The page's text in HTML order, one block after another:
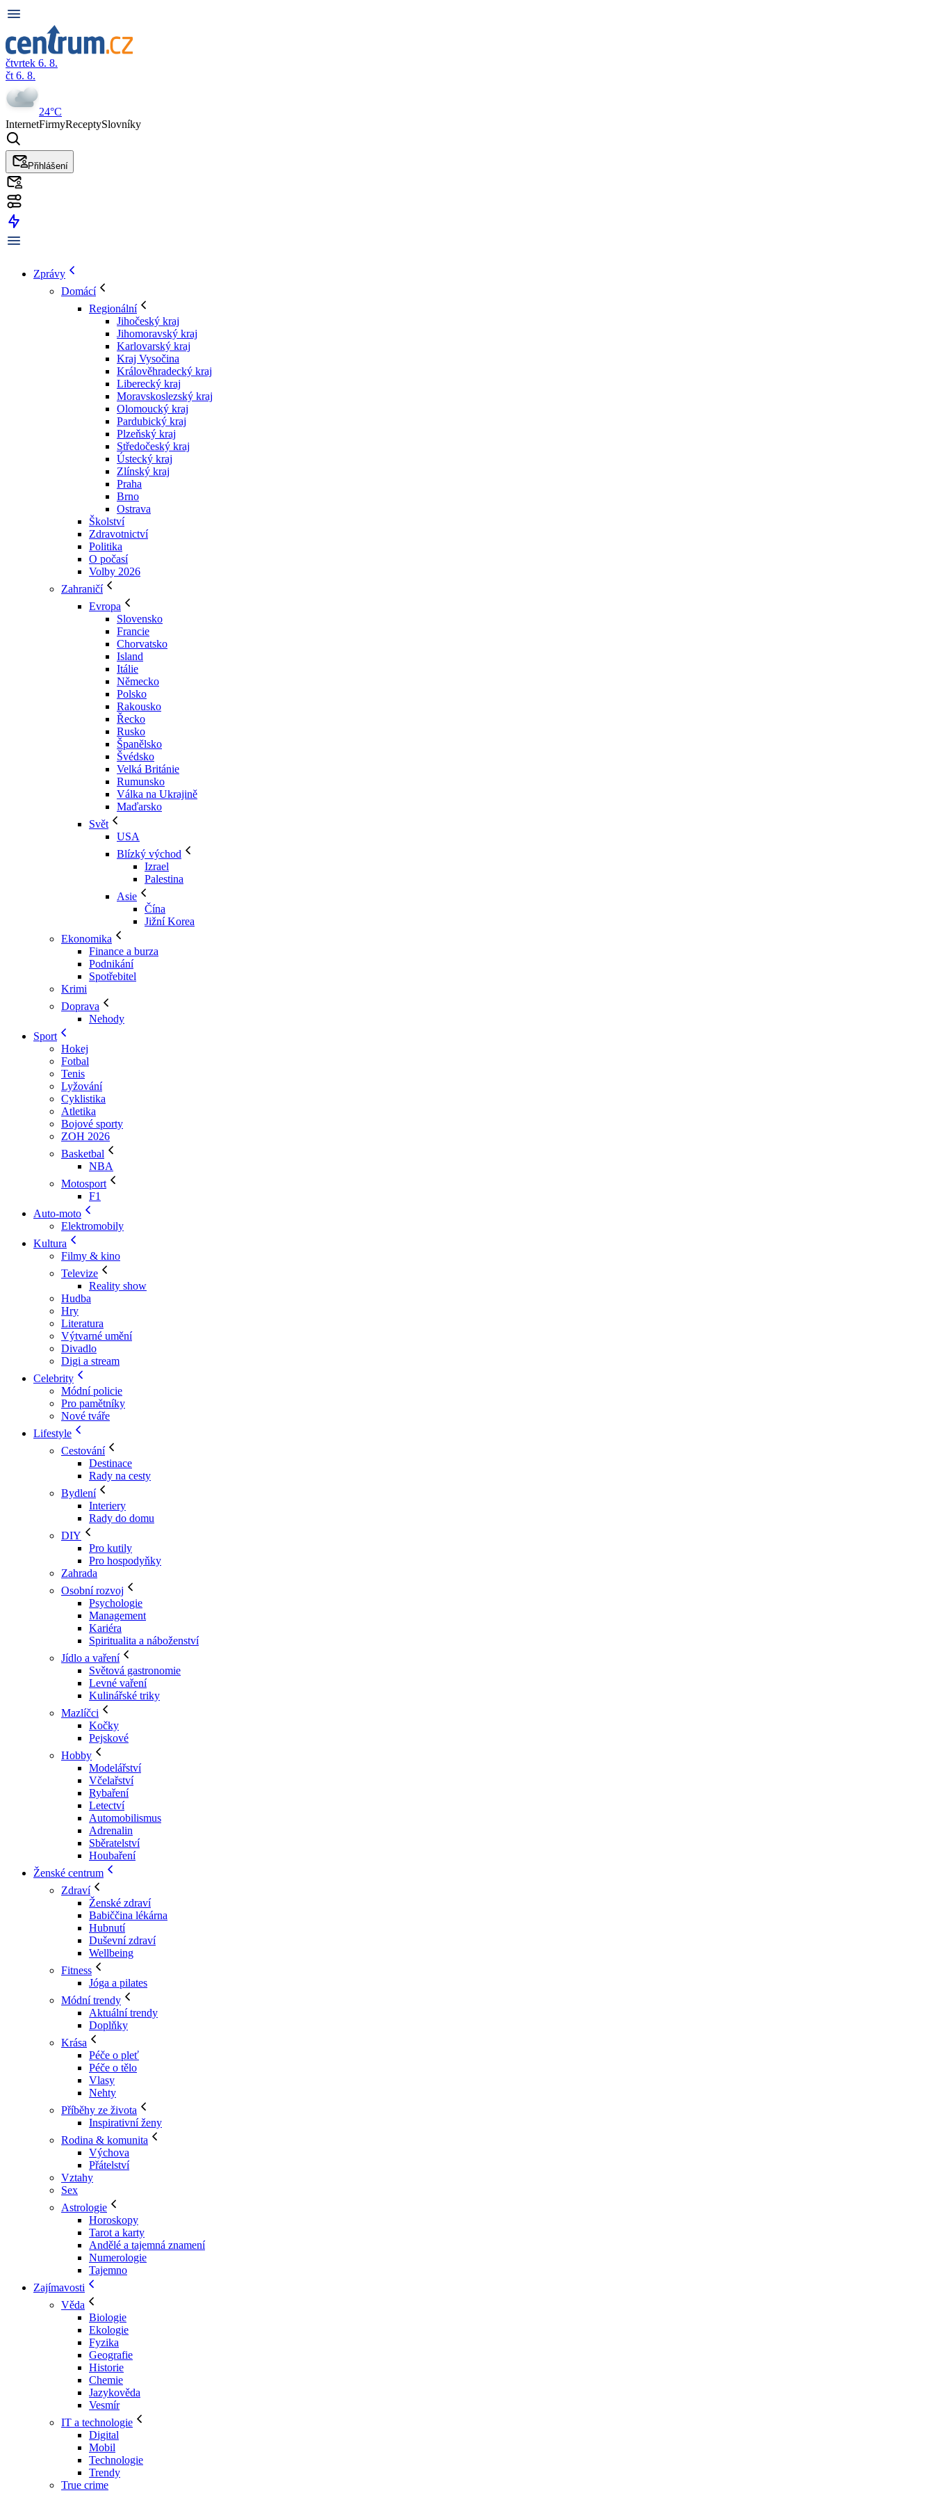
čtvrtek 6. 8.
čt 6. 8.
24°C
InternetFirmyReceptySlovníky
Přihlášení
Zprávy
Domácí
Regionální
Jihočeský kraj
Jihomoravský kraj
Karlovarský kraj
Kraj Vysočina
Králověhradecký kraj
Liberecký kraj
Moravskoslezský kraj
Olomoucký kraj
Pardubický kraj
Plzeňský kraj
Středočeský kraj
Ústecký kraj
Zlínský kraj
Praha
Brno
Ostrava
Školství
Zdravotnictví
Politika
O počasí
Volby 2026
Zahraničí
Evropa
Slovensko
Francie
Chorvatsko
Island
Itálie
Německo
Polsko
Rakousko
Řecko
Rusko
Španělsko
Švédsko
Velká Británie
Rumunsko
Válka na Ukrajině
Maďarsko
Svět
USA
Blízký východ
Izrael
Palestina
Asie
Čína
Jižní Korea
Ekonomika
Finance a burza
Podnikání
Spotřebitel
Krimi
Doprava
Nehody
Sport
Hokej
Fotbal
Tenis
Lyžování
Cyklistika
Atletika
Bojové sporty
ZOH 2026
Basketbal
NBA
Motosport
F1
Auto-moto
Elektromobily
Kultura
Filmy & kino
Televize
Reality show
Hudba
Hry
Literatura
Výtvarné umění
Divadlo
Digi a stream
Celebrity
Módní policie
Pro pamětníky
Nové tváře
Lifestyle
Cestování
Destinace
Rady na cesty
Bydlení
Interiery
Rady do domu
DIY
Pro kutily
Pro hospodyňky
Zahrada
Osobní rozvoj
Psychologie
Management
Kariéra
Spiritualita a náboženství
Jídlo a vaření
Světová gastronomie
Levné vaření
Kulinářské triky
Mazlíčci
Kočky
Pejskové
Hobby
Modelářství
Včelařství
Rybaření
Letectví
Automobilismus
Adrenalin
Sběratelství
Houbaření
Ženské centrum
Zdraví
Ženské zdraví
Babiččina lékárna
Hubnutí
Duševní zdraví
Wellbeing
Fitness
Jóga a pilates
Módní trendy
Aktuální trendy
Doplňky
Krása
Péče o pleť
Péče o tělo
Vlasy
Nehty
Příběhy ze života
Inspirativní ženy
Rodina & komunita
Výchova
Přátelství
Vztahy
Sex
Astrologie
Horoskopy
Tarot a karty
Andělé a tajemná znamení
Numerologie
Tajemno
Zajímavosti
Věda
Biologie
Ekologie
Fyzika
Geografie
Historie
Chemie
Jazykověda
Vesmír
IT a technologie
Digital
Mobil
Technologie
Trendy
True crime